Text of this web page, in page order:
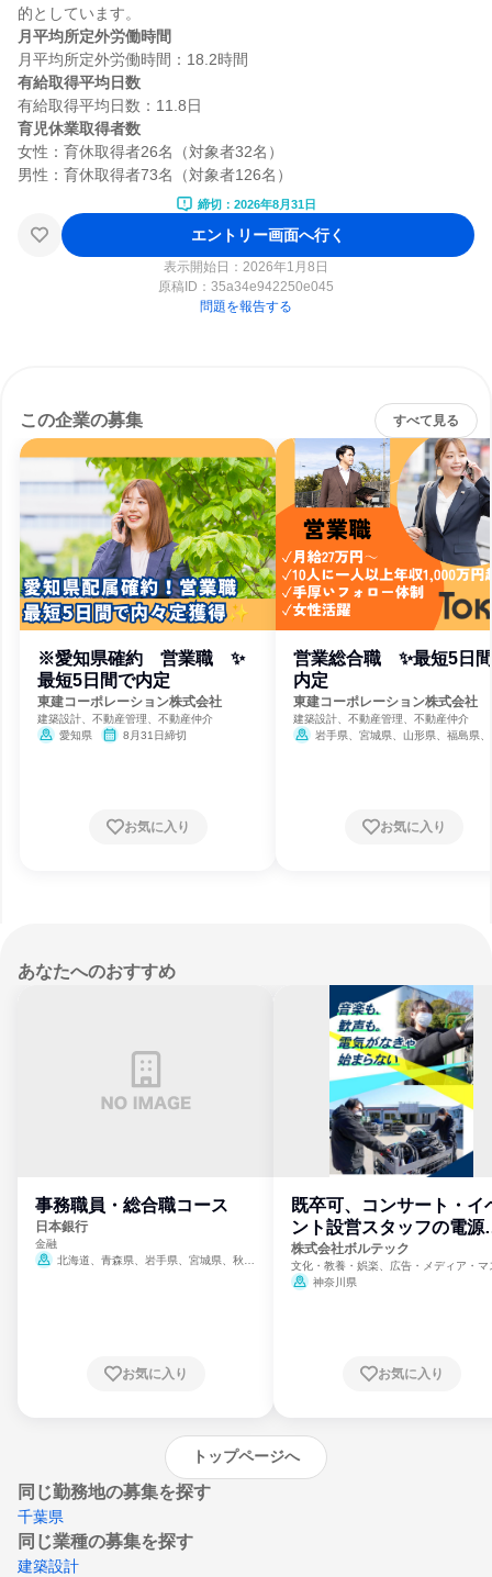
月平均所定外労働時間
有給取得平均日数
育児休業取得者数
女性：育休取得者26名（対象者32名）
締切：2026年8月31日
エントリー画面へ行く
表示開始日：2026年1月8日
原稿ID： 35a34e942250e045
問題を報告する
この企業の募集 すべて見る
※愛知県確約 営業職 ✨
最短5日間で内定
東建コーポレーション株式会社
建築設計、不動産管理、不動産仲介
愛知県
8月31日締切
お気に入り
営業総合職 ✨最短5日
内定
東建コーポレーション株式会社
建築設計、不動産管理、不動産仲介
岩手県、宮城県、山形県、福島県
良県、鳥取県、島根県、岡山県、広島
口県、愛媛県、高知県、福岡県、長崎
お気に入り
あなたへのおすすめ
事務職員・総合職コース
日本銀行
金融
北海道、青森県、岩手県、宮城県、秋田
崎県、熊本県、大分県、宮崎県、鹿児島県、
お気に入り
既卒可、コンサート・イ
ント設営スタッフの電源
門
株式会社ボルテック
文化・教養・娯楽、広告・メディア・マ
ミ、電力・ガス・水道・エネルギー
神奈川県
お気に入り
トップページへ
同じ勤務地の募集を探す
千葉県
同じ業種の募集を探す
建築設計